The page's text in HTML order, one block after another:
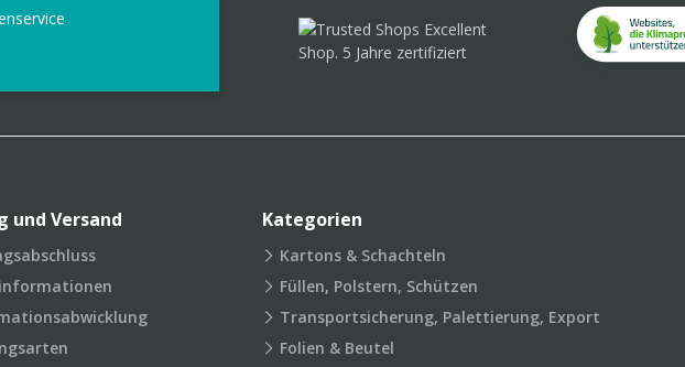
und Versand Kategorien
Kartons & Schachteln
Füllen, Polstern, Schützen
Transportsicherung, Palettierung, Export
Folien & Beutel